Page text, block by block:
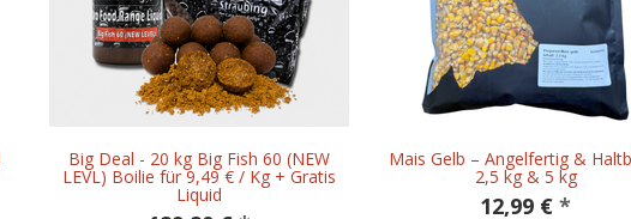
Big Deal - 20 kg Big Fish 60 (NEW
LEVL) Boilie für 9,49 € / Kg + Gratis
Liquid
Mais Gelb – Angelfertig &
2,5 kg & 5 kg
12,99 € *